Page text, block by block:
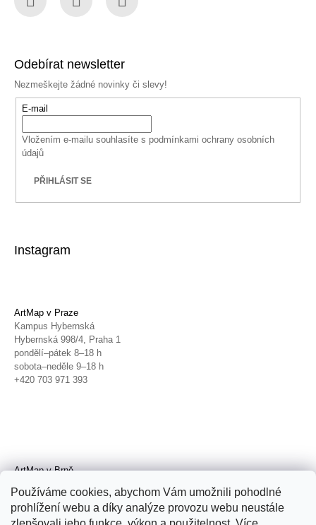
Používáme cookies, abychom Vám umožnili pohodlné
prohlížení webu a díky analýze provozu webu neustále
Odebírat newsletter
Nezmeškejte žádné novinky či slevy!
E-mail
Vložením e-mailu souhlasíte s podmínkami ochrany osobních
údajů
PŘIHLÁSIT SE
Instagram
ArtMap v Praze
Kampus Hybernská
Hybernská 998/4, Praha 1
pondělí–pátek 8–18 h
sobota–neděle 9–18 h
+420 703 971 393
ArtMap v Brně
Radnická 4, Brno
úterý–pátek 11–19 h